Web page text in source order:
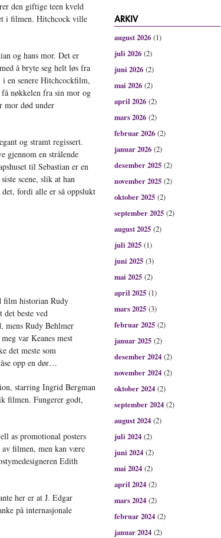
den giftige teen kveld
i filmen. Hitchcock ville
og hans mor. Det er
å bryte seg helt løs fra
en senere Hitchcockfilm,
få nøkkelen fra sin mor og
mor død under
og stramt regissert.
gjennom en strålende
til Sebastian er en
scene, slik at han
fordi alle er så oppslukt
film historian Rudy
beste ved
mens Rudy Behlmer
var Keanes mest
det meste som
opp en dør…
starring Ingrid Bergman
filmen. Fungerer godt,
as promotional posters
filmen, men kan være
Edith
her er at J. Edgar
på internasjonale
august 2026 (1)
juli 2026 (2)
juni 2026 (2)
mai 2026 (2)
april 2026 (2)
mars 2026 (2)
februar 2026 (2)
januar 2026 (2)
desember 2025 (2)
november 2025 (2)
oktober 2025 (2)
september 2025 (2)
august 2025 (2)
juli 2025 (1)
juni 2025 (3)
mai 2025 (2)
april 2025 (1)
mars 2025 (3)
februar 2025 (2)
januar 2025 (2)
desember 2024 (2)
november 2024 (2)
oktober 2024 (2)
september 2024 (2)
august 2024 (2)
juli 2024 (2)
juni 2024 (2)
mai 2024 (2)
april 2024 (2)
mars 2024 (2)
februar 2024 (2)
januar 2024 (2)